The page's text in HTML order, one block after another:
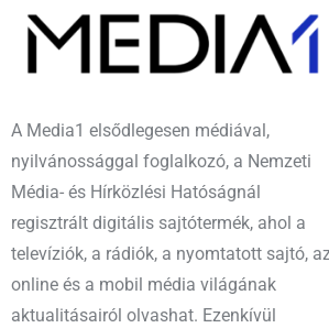
A Media1 elsődlegesen médiával,
nyilvánossággal foglalkozó, a Nemzeti
Média- és Hírközlési Hatóságnál
regisztrált digitális sajtótermék, ahol a
televíziók, a rádiók, a nyomtatott sajtó,
online és a mobil média világának
aktualitásairól olvashat. Ezenkívül